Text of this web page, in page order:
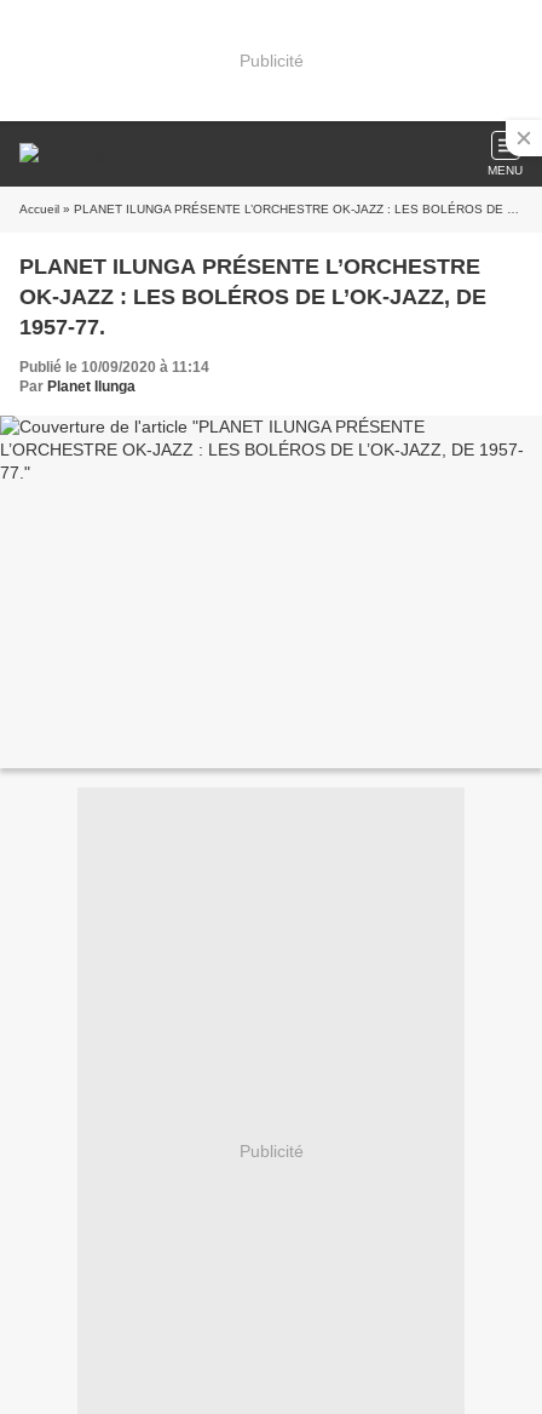
Publicité
MENU
Accueil » PLANET ILUNGA PRÉSENTE L’ORCHESTRE OK-JAZZ : LES BOLÉROS DE L’OK-JAZZ, DE 1957-77.
PLANET ILUNGA PRÉSENTE L’ORCHESTRE
OK-JAZZ : LES BOLÉROS DE L’OK-JAZZ, DE
1957-77.
Publié le 10/09/2020 à 11:14
Par Planet Ilunga
Publicité